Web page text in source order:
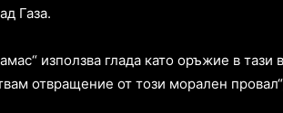
Газа.
използва глада като оръжие в тази
отвращение от този морален